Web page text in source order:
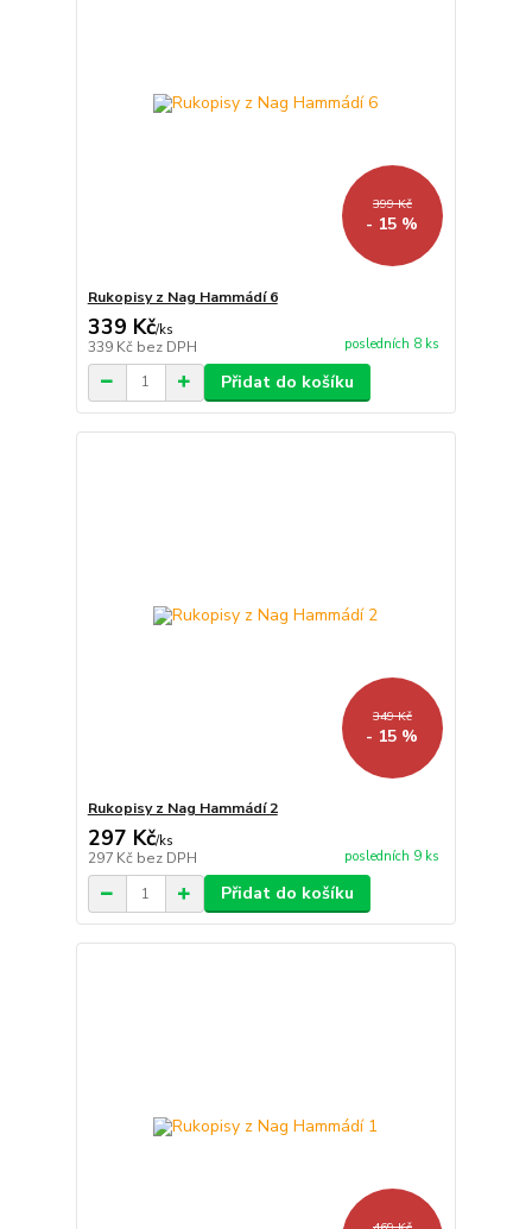
399 Kč
- 15 %
Rukopisy z Nag Hammádí 6
339 Kč/ks
339 Kč bez DPH posledních 8 ks
Přidat do košíku
349 Kč
- 15 %
Rukopisy z Nag Hammádí 2
297 Kč/ks
297 Kč bez DPH posledních 9 ks
Přidat do košíku